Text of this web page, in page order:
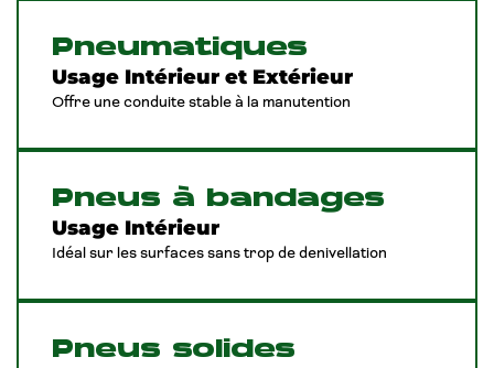
Pneumatiques
Usage Intérieur et Extérieur
Offre une conduite stable à la manutention
Pneus à bandages
Usage Intérieur
Idéal sur les surfaces sans trop de denivellation
Pneus solides